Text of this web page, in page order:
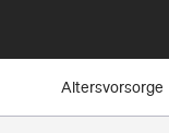
Altersvorsorge